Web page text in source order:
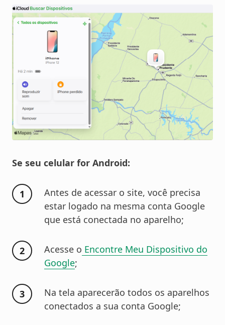
Se seu celular for Android:
Antes de acessar o site, você precisa
estar logado na mesma conta Google
que está conectada no aparelho;
Acesse o Encontre Meu Dispositivo do
Google;
Na tela aparecerão todos os aparelhos
conectados a sua conta Google;